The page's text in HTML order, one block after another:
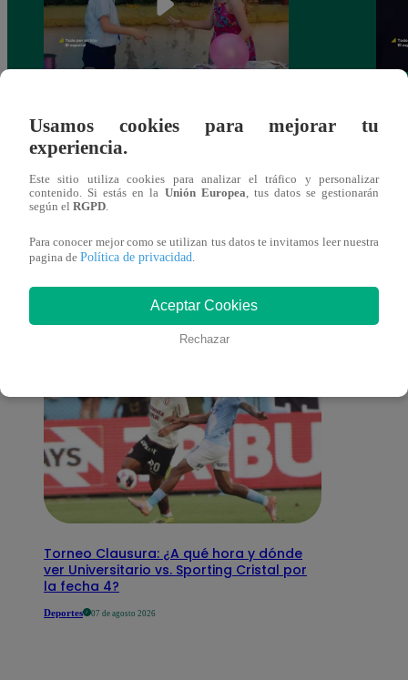
de Julio
28
También te puede
interesar
Torneo Clausura: ¿A qué hora y dónde
ver Universitario vs. Sporting Cristal por
la fecha 4?
Deportes 07 de agosto 2026
Usamos cookies para mejorar tu
experiencia.
Este sitio utiliza cookies para analizar el tráfico y personalizar
contenido. Si estás en la Unión Europea , tus datos se gestionarán
según el RGPD
Para conocer mejor como se utilizan tus datos te invitamos leer nuestra
pagina de Política de privacidad
Aceptar Cookies
Rechazar